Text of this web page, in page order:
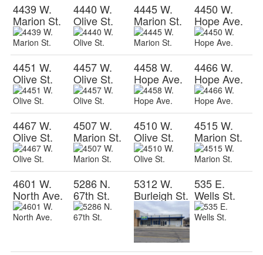
4439 W.
Marion St.
4440 W.
Olive St.
4445 W.
Marion St.
4450 W.
Hope Ave.
4451 W.
Olive St.
4457 W.
Olive St.
4458 W.
Hope Ave.
4466 W.
Hope Ave.
4467 W.
Olive St.
4507 W.
Marion St.
4510 W.
Olive St.
4515 W.
Marion St.
4601 W.
North Ave.
5286 N.
67th St.
5312 W.
Burleigh St.
535 E.
Wells St.